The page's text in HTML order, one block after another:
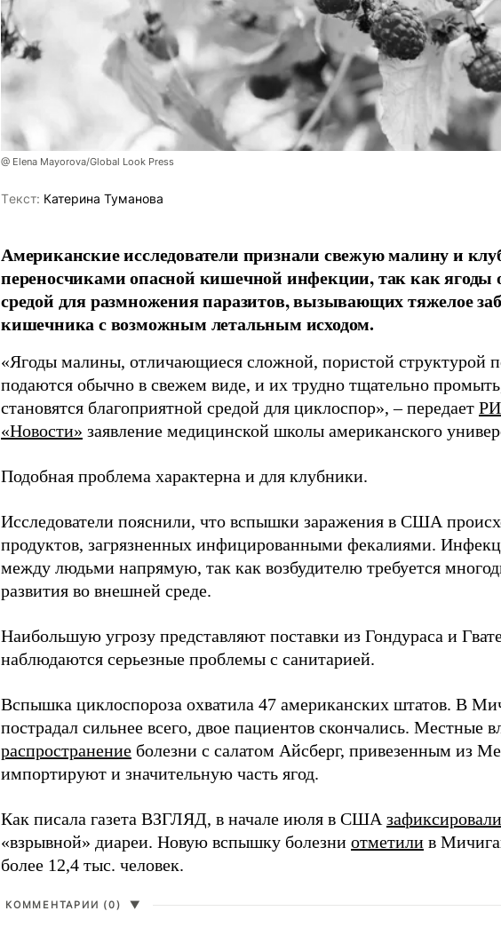
@ Elena Mayorova/Global Look Press
Tекст: Катерина Туманова
Американские исследователи признали свежую малину и
переносчиками опасной кишечной инфекции, так как ягоды
средой для размножения паразитов, вызывающих тяжелое
кишечника с возможным летальным исходом.
«Ягоды малины, отличающиеся сложной, пористой структурой
подаются обычно в свежем виде, и их трудно тщательно
становятся благоприятной средой для циклоспор», – передает
«Новости» заявление медицинской школы американского
Подобная проблема характерна и для клубники.
Исследователи пояснили, что вспышки заражения в США
продуктов, загрязненных инфицированными фекалиями.
между людьми напрямую, так как возбудителю требуется
развития во внешней среде.
Наибольшую угрозу представляют поставки из Гондураса и
наблюдаются серьезные проблемы с санитарией.
Вспышка циклоспороза охватила 47 американских штатов. В
пострадал сильнее всего, двое пациентов скончались. Местные
распространение болезни с салатом Айсберг, привезенным из
импортируют и значительную часть ягод.
Как писала газета ВЗГЛЯД, в начале июля в США зафиксировали
«взрывной» диареи. Новую вспышку болезни отметили в
более 12,4 тыс. человек.
КОММЕНТАРИИ (0) ▼